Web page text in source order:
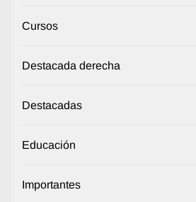
Cursos
Destacada derecha
Destacadas
Educación
Importantes